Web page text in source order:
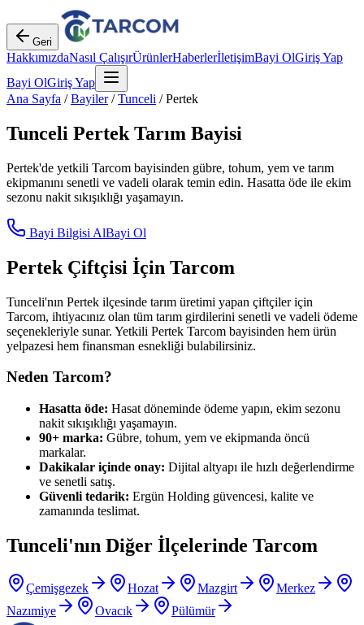
Geri
HakkımızdaNasıl ÇalışırÜrünlerHaberlerİletişimBayi OlGiriş Yap
Bayi OlGiriş Yap
Ana Sayfa /Bayiler/Tunceli /Pertek
Tunceli Pertek Tarım Bayisi
Pertek'de yetkili Tarcom bayisinden gübre, tohum, yem ve tarım
ekipmanını senetli ve vadeli olarak temin edin. Hasatta öde ile ekim
sezonu nakit sıkışıklığı yaşamayın.
Bayi Bilgisi AlBayi Ol
Pertek Çiftçisi İçin Tarcom
Tunceli'nın Pertek ilçesinde tarım üretimi yapan çiftçiler için
Tarcom, ihtiyacınız olan tüm tarım girdilerini senetli ve vadeli ödeme
seçenekleriyle sunar. Yetkili Pertek Tarcom bayisinden hem ürün
yelpazesi hem finansman esnekliği bulabilirsiniz.
Neden Tarcom?
Hasatta öde: Hasat döneminde ödeme yapın, ekim sezonu
nakit sıkışıklığı yaşamayın.
90+ marka: Gübre, tohum, yem ve ekipmanda öncü
markalar.
Dakikalar içinde onay: Dijital altyapı ile hızlı değerlendirme
ve senetli satış.
Güvenli tedarik: Ergün Holding güvencesi, kalite ve
zamanında teslimat.
Tunceli'nın Diğer İlçelerinde Tarcom
Çemişgezek Hozat Mazgirt
Merkez
Nazımiye
Ovacık Pülümür